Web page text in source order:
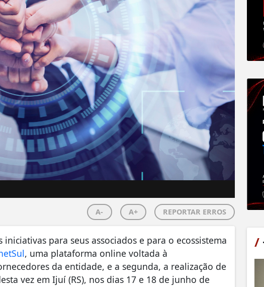
A- A+ REPORTAR ERROS
para seus associados e para o ecossistema
, uma plataforma online voltada à
da entidade, e a segunda, a realização de
vez em Ijuí (RS), nos dias 17 e 18 de junho de
/